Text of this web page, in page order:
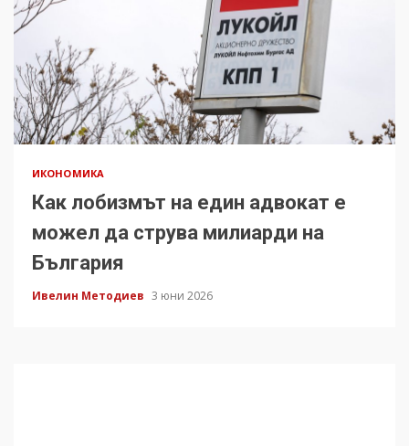
ИКОНОМИКА
Как лобизмът на един адвокат е
можел да струва милиарди на
България
Ивелин Методиев 3 юни 2026